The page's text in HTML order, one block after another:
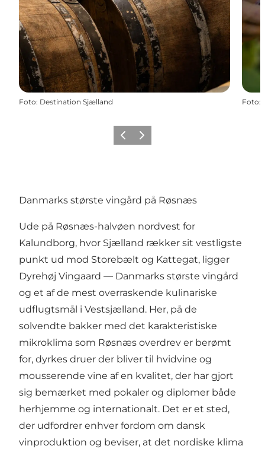
Foto: Destination Sjælland Foto:
ForrigeNæste
Danmarks største vingård på Røsnæs
Ude på Røsnæs-halvøen nordvest for
Kalundborg, hvor Sjælland rækker sit vestligste
punkt ud mod Storebælt og Kattegat, ligger
Dyrehøj Vingaard — Danmarks største vingård
og et af de mest overraskende kulinariske
udflugtsmål i Vestsjælland. Her, på de
solvendte bakker med det karakteristiske
mikroklima som Røsnæs overdrev er berømt
for, dyrkes druer der bliver til hvidvine og
mousserende vine af en kvalitet, der har gjort
sig bemærket med pokaler og diplomer både
herhjemme og internationalt. Det er et sted,
der udfordrer enhver fordom om dansk
vinproduktion og beviser, at det nordiske klima